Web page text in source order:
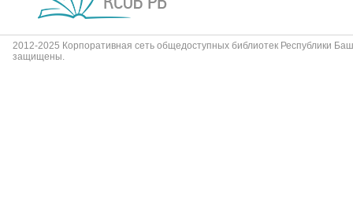
2012-2025 Корпоративная сеть общедоступных библиотек Республики
защищены.